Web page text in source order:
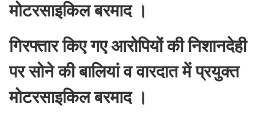
मोटरसाइकिल बरमाद ।
गिरफ्तार किए गए आरोपियों की निशानदेही
पर सोने की बालियां व वारदात में प्रयुक्त
मोटरसाइकिल बरमाद ।